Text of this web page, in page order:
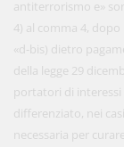
antiterrorismo e»
4) al comma 4,
«d-bis) dietro
della legge 29
portatori di
differenziato, nei
necessaria per